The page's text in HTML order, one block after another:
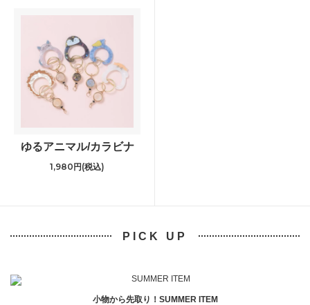
ゆるアニマル/カラビナ
1,980円(税込)
PICK UP
小物から先取り！SUMMER ITEM